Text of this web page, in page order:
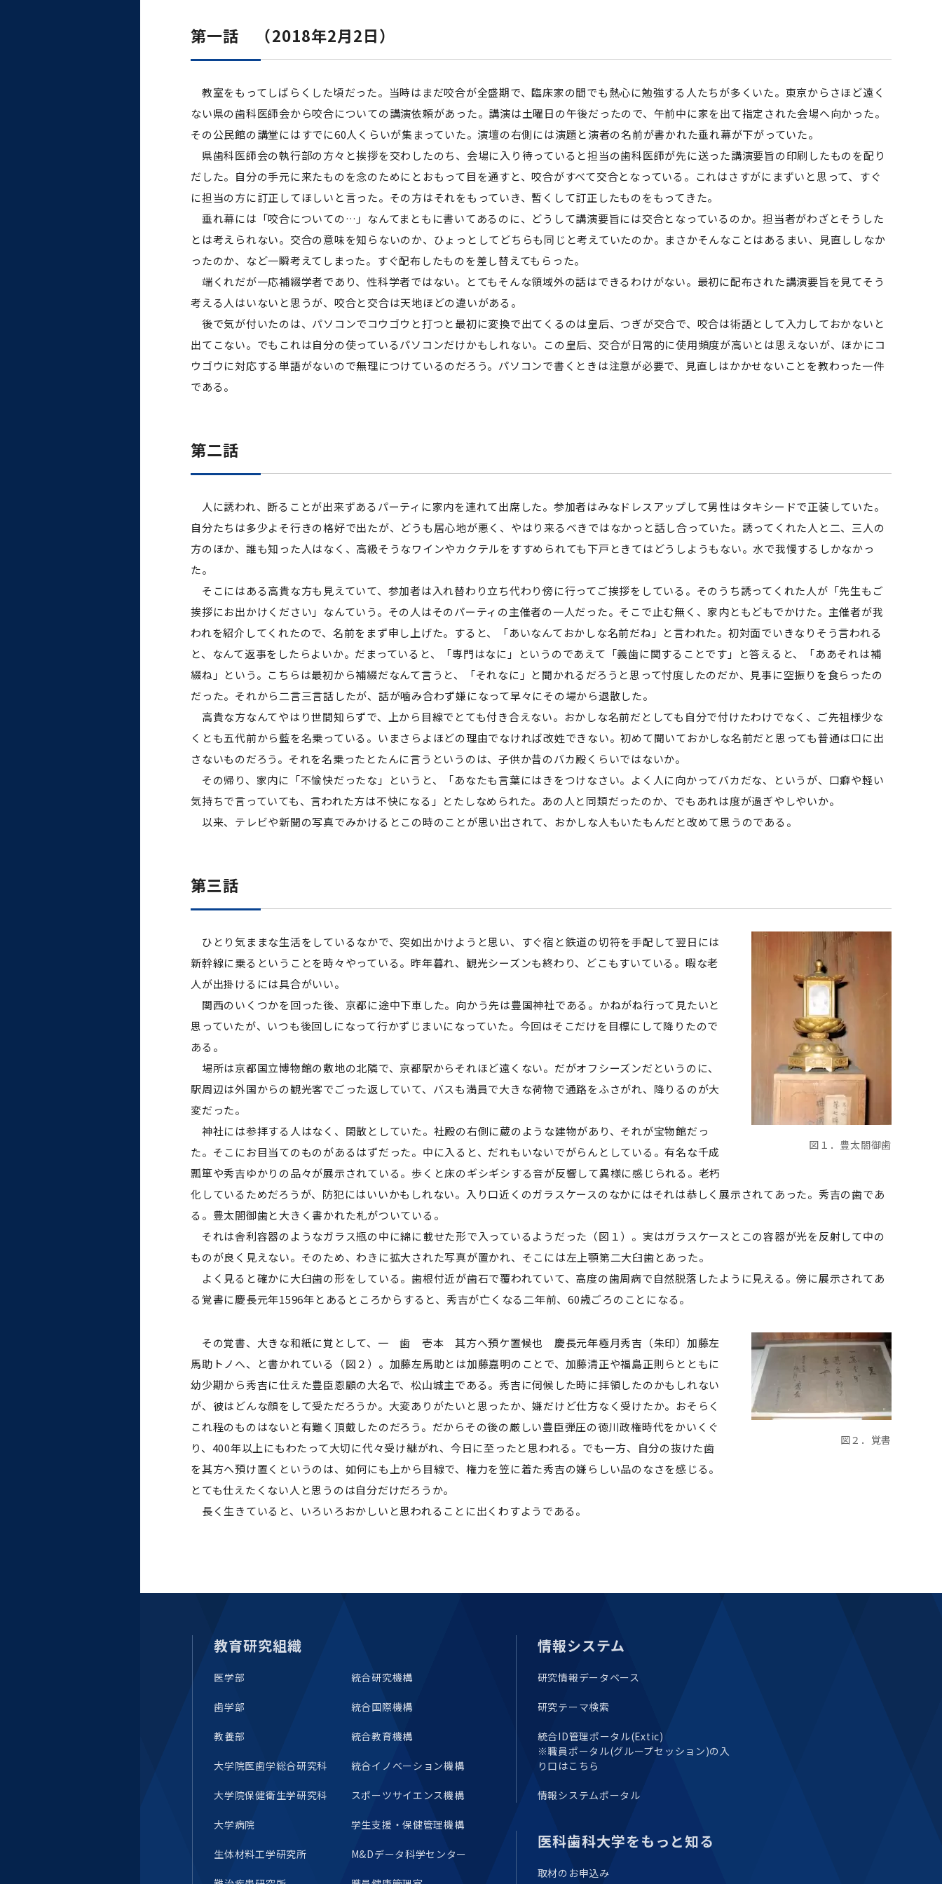
統合教育機構
統合研究機構・統合イノベ
ーション機構
統合情報機構（図書館部
学生支援・保健管理機構
第一話 （2018年2月2日）
教室をもってしばらくした頃だった。当時はまだ咬合が全盛期で、臨床家の間でも熱心に勉強する人たちが多くいた。東京からさほど遠く
ない県の歯科医師会から咬合についての講演依頼があった。講演は土曜日の午後だったので、午前中に家を出て指定された会場へ向かった。
その公民館の講堂にはすでに60人くらいが集まっていた。演壇の右側には演題と演者の名前が書かれた垂れ幕が下がっていた。
県歯科医師会の執行部の方々と挨拶を交わしたのち、会場に入り待っていると担当の歯科医師が先に送った講演要旨の印刷したものを配り
だした。自分の手元に来たものを念のためにとおもって目を通すと、咬合がすべて交合となっている。これはさすがにまずいと思って、すぐ
に担当の方に訂正してほしいと言った。その方はそれをもっていき、暫くして訂正したものをもってきた。
垂れ幕には「咬合についての…」なんてまともに書いてあるのに、どうして講演要旨には交合となっているのか。担当者がわざとそうした
とは考えられない。交合の意味を知らないのか、ひょっとしてどちらも同じと考えていたのか。まさかそんなことはあるまい、見直ししなか
ったのか、など一瞬考えてしまった。すぐ配布したものを差し替えてもらった。
端くれだが一応補綴学者であり、性科学者ではない。とてもそんな領域外の話はできるわけがない。最初に配布された講演要旨を見てそう
考える人はいないと思うが、咬合と交合は天地ほどの違いがある。
後で気が付いたのは、パソコンでコウゴウと打つと最初に変換で出てくるのは皇后、つぎが交合で、咬合は術語として入力しておかないと
出てこない。でもこれは自分の使っているパソコンだけかもしれない。この皇后、交合が日常的に使用頻度が高いとは思えないが、ほかにコ
ウゴウに対応する単語がないので無理につけているのだろう。パソコンで書くときは注意が必要で、見直しはかかせないことを教わった一件
である。
第二話
人に誘われ、断ることが出来ずあるパーティに家内を連れて出席した。参加者はみなドレスアップして男性はタキシードで正装していた。
自分たちは多少よそ行きの格好で出たが、どうも居心地が悪く、やはり来るべきではなかっと話し合っていた。誘ってくれた人と二、三人の
方のほか、誰も知った人はなく、高級そうなワインやカクテルをすすめられても下戸ときてはどうしようもない。水で我慢するしかなかっ
た。
そこにはある高貴な方も見えていて、参加者は入れ替わり立ち代わり傍に行ってご挨拶をしている。そのうち誘ってくれた人が「先生もご
挨拶にお出かけください」なんていう。その人はそのパーティの主催者の一人だった。そこで止む無く、家内ともどもでかけた。主催者が我
われを紹介してくれたので、名前をまず申し上げた。すると、「あいなんておかしな名前だね」と言われた。初対面でいきなりそう言われる
と、なんて返事をしたらよいか。だまっていると、「専門はなに」というのであえて「義歯に関することです」と答えると、「ああそれは補
綴ね」という。こちらは最初から補綴だなんて言うと、「それなに」と聞かれるだろうと思って忖度したのだか、見事に空振りを食らったの
だった。それから二言三言話したが、話が噛み合わず嫌になって早々にその場から退散した。
高貴な方なんてやはり世間知らずで、上から目線でとても付き合えない。おかしな名前だとしても自分で付けたわけでなく、ご先祖様少な
くとも五代前から藍を名乗っている。いまさらよほどの理由でなければ改姓できない。初めて聞いておかしな名前だと思っても普通は口に出
さないものだろう。それを名乗ったとたんに言うというのは、子供か昔のバカ殿くらいではないか。
その帰り、家内に「不愉快だったな」というと、「あなたも言葉にはきをつけなさい。よく人に向かってバカだな、というが、口癖や軽い
気持ちで言っていても、言われた方は不快になる」とたしなめられた。あの人と同類だったのか、でもあれは度が過ぎやしやいか。
以来、テレビや新聞の写真でみかけるとこの時のことが思い出されて、おかしな人もいたもんだと改めて思うのである。
第三話
図１．豊太閤御歯
ひとり気ままな生活をしているなかで、突如出かけようと思い、すぐ宿と鉄道の切符を手配して翌日には
新幹線に乗るということを時々やっている。昨年暮れ、観光シーズンも終わり、どこもすいている。暇な老
人が出掛けるには具合がいい。
関西のいくつかを回った後、京都に途中下車した。向かう先は豊国神社である。かねがね行って見たいと
思っていたが、いつも後回しになって行かずじまいになっていた。今回はそこだけを目標にして降りたので
ある。
場所は京都国立博物館の敷地の北隣で、京都駅からそれほど遠くない。だがオフシーズンだというのに、
駅周辺は外国からの観光客でごった返していて、バスも満員で大きな荷物で通路をふさがれ、降りるのが大
変だった。
神社には参拝する人はなく、閑散としていた。社殿の右側に蔵のような建物があり、それが宝物館だっ
た。そこにお目当てのものがあるはずだった。中に入ると、だれもいないでがらんとしている。有名な千成
瓢箪や秀吉ゆかりの品々が展示されている。歩くと床のギシギシする音が反響して異様に感じられる。老朽
化しているためだろうが、防犯にはいいかもしれない。入り口近くのガラスケースのなかにはそれは恭しく展示されてあった。秀吉の歯であ
る。豊太閤御歯と大きく書かれた札がついている。
それは舎利容器のようなガラス瓶の中に綿に載せた形で入っているようだった（図１）。実はガラスケースとこの容器が光を反射して中の
ものが良く見えない。そのため、わきに拡大された写真が置かれ、そこには左上顎第二大臼歯とあった。
よく見ると確かに大臼歯の形をしている。歯根付近が歯石で覆われていて、高度の歯周病で自然脱落したように見える。傍に展示されてあ
る覚書に慶長元年1596年とあるところからすると、秀吉が亡くなる二年前、60歳ごろのことになる。
図２．覚書
その覚書、大きな和紙に覚として、一 歯 壱本 其方へ預ケ置候也 慶長元年極月秀吉（朱印）加藤左
馬助トノへ、と書かれている（図２）。加藤左馬助とは加藤嘉明のことで、加藤清正や福島正則らとともに
幼少期から秀吉に仕えた豊臣恩顧の大名で、松山城主である。秀吉に伺候した時に拝領したのかもしれない
が、彼はどんな顔をして受ただろうか。大変ありがたいと思ったか、嫌だけど仕方なく受けたか。おそらく
これ程のものはないと有難く頂戴したのだろう。だからその後の厳しい豊臣弾圧の徳川政権時代をかいくぐ
り、400年以上にもわたって大切に代々受け継がれ、今日に至ったと思われる。でも一方、自分の抜けた歯
を其方へ預け置くというのは、如何にも上から目線で、権力を笠に着た秀吉の嫌らしい品のなさを感じる。
とても仕えたくない人と思うのは自分だけだろうか。
長く生きていると、いろいろおかしいと思われることに出くわすようである。
教育研究組織
医学部
歯学部
教養部
大学院医歯学総合研究科
大学院保健衛生学研究科
大学病院
生体材料工学研究所
統合研究機構
統合国際機構
統合教育機構
統合イノベーション機構
スポーツサイエンス機構
学生支援・保健管理機構
M&Dデータ科学センター
情報システム
研究情報データベース
研究テーマ検索
統合ID管理ポータル(Extic)
※職員ポータル(グループセッション)の入
り口はこちら
情報システムポータル
医科歯科大学をもっと知る
取材のお申込み